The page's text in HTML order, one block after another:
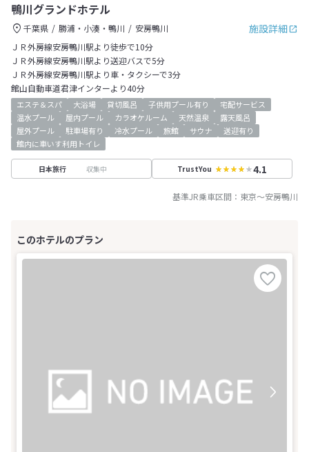
鴨川グランドホテル
施設詳細
千葉県 勝浦・小湊・鴨川
安房鴨川
ＪＲ外房線安房鴨川駅より徒歩で10分
ＪＲ外房線安房鴨川駅より送迎バスで5分
ＪＲ外房線安房鴨川駅より車・タクシーで3分
館山自動車道君津インターより40分
エステ＆スパ 大浴場 貸切風呂 子供用プール有り
宅配サービス
温水プール
屋内プール カラオケルーム 天然温泉
露天風呂
屋外プール
駐車場有り 冷水プール 旅館 サウナ
送迎有り
館内に車いす利用トイレ
日本旅行 収集中 TrustYou 4.1
基準JR乗車区間： 東京～安房鴨川